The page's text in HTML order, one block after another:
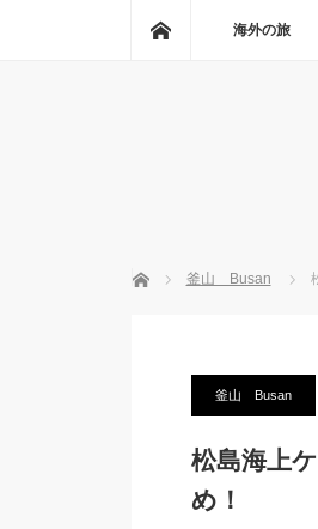
ホーム海外の旅
ホーム 釜山 Busan
釜山 Busan
松島海上
め！